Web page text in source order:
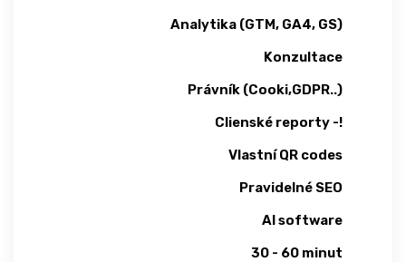
Analytika (GTM, GA4, GS)
Konzultace
Právník (Cooki,GDPR..)
Clienské reporty -!
Vlastní QR codes
Pravidelné SEO
AI software
30 - 60 minut